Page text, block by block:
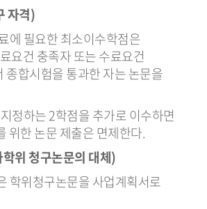
자격)
에 필요한 최소이수학점은
요건 충족자 또는 수료요건
종합시험을 통과한 자는 논문을
정하는 2학점을 추가로 이수하면
위한 논문 제출은 면제한다.
위 청구논문의 대체)
학위청구논문을 사업계획서로